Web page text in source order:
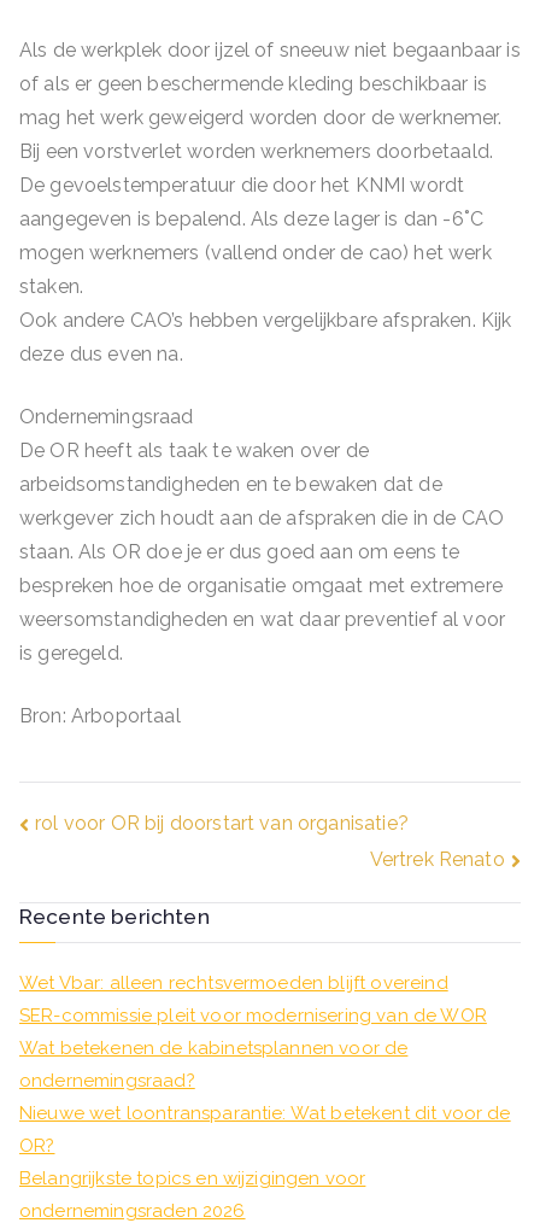
Als de werkplek door ijzel of sneeuw niet begaanbaar is
of als er geen beschermende kleding beschikbaar is
mag het werk geweigerd worden door de werknemer.
Bij een vorstverlet worden werknemers doorbetaald.
De gevoelstemperatuur die door het KNMI wordt
aangegeven is bepalend. Als deze lager is dan -6˚C
mogen werknemers (vallend onder de cao) het werk
staken.
Ook andere CAO’s hebben vergelijkbare afspraken. Kijk
deze dus even na.
Ondernemingsraad
De OR heeft als taak te waken over de
arbeidsomstandigheden en te bewaken dat de
werkgever zich houdt aan de afspraken die in de CAO
staan. Als OR doe je er dus goed aan om eens te
bespreken hoe de organisatie omgaat met extremere
weersomstandigheden en wat daar preventief al voor
is geregeld.
Bron: Arboportaal
Bericht
rol voor OR bij doorstart van organisatie?
Vertrek Renato
Recente berichten
Wet Vbar: alleen rechtsvermoeden blijft overeind
SER-commissie pleit voor modernisering van de WOR
Wat betekenen de kabinetsplannen voor de
ondernemingsraad?
Nieuwe wet loontransparantie: Wat betekent dit voor de
OR?
Belangrijkste topics en wijzigingen voor
ondernemingsraden 2026